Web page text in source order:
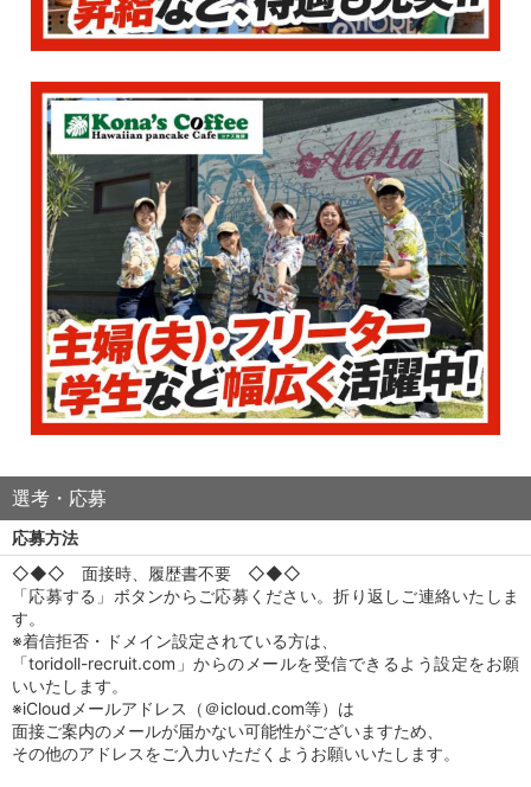
選考・応募
応募方法
◇◆◇ 面接時、履歴書不要 ◇◆◇
「応募する」ボタンからご応募ください。折り返しご連絡いたしま
す。
※着信拒否・ドメイン設定されている方は、
「toridoll-recruit.com」からのメールを受信できるよう設定をお願
いいたします。
※iCloudメールアドレス（＠icloud.com等）は
面接ご案内のメールが届かない可能性がございますため、
その他のアドレスをご入力いただくようお願いいたします。